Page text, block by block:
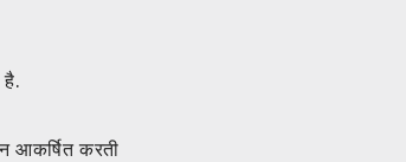
आकर्षित करती